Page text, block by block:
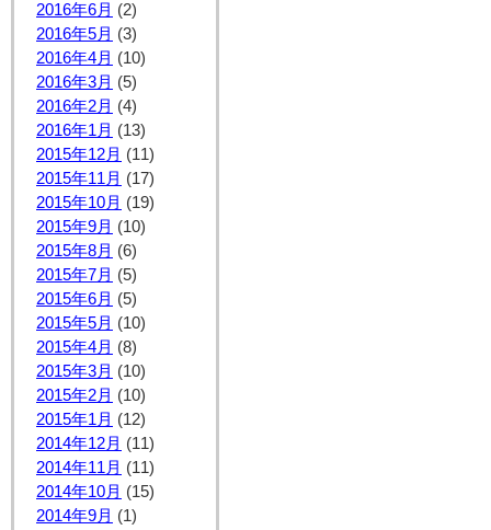
2016年6月 (2)
2016年5月 (3)
2016年4月 (10)
2016年3月 (5)
2016年2月 (4)
2016年1月 (13)
2015年12月 (11)
2015年11月 (17)
2015年10月 (19)
2015年9月 (10)
2015年8月 (6)
2015年7月 (5)
2015年6月 (5)
2015年5月 (10)
2015年4月 (8)
2015年3月 (10)
2015年2月 (10)
2015年1月 (12)
2014年12月 (11)
2014年11月 (11)
2014年10月 (15)
2014年9月 (1)